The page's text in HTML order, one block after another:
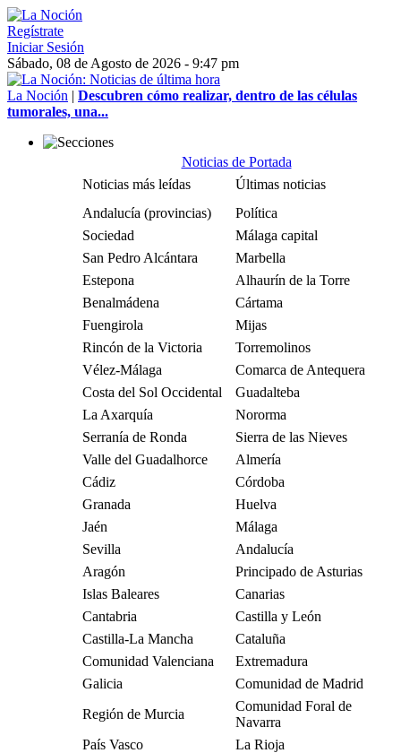
Regístrate
Iniciar Sesión
Sábado, 08 de Agosto de 2026 - 9:47 pm
La Noción | Descubren cómo realizar, dentro de las células
tumorales, una...
Noticias de Portada
Noticias más leídas
Últimas noticias
Andalucía (provincias)
Política
Sociedad
Málaga capital
San Pedro Alcántara
Marbella
Estepona
Alhaurín de la Torre
Benalmádena
Cártama
Fuengirola
Mijas
Rincón de la Victoria
Torremolinos
Vélez-Málaga
Comarca de Antequera
Costa del Sol Occidental
Guadalteba
La Axarquía
Nororma
Serranía de Ronda
Sierra de las Nieves
Valle del Guadalhorce
Almería
Cádiz
Córdoba
Granada
Huelva
Jaén
Málaga
Sevilla
Andalucía
Aragón
Principado de Asturias
Islas Baleares
Canarias
Cantabria
Castilla y León
Castilla-La Mancha
Cataluña
Comunidad Valenciana
Extremadura
Galicia
Comunidad de Madrid
Región de Murcia
Comunidad Foral de
Navarra
País Vasco
La Rioja